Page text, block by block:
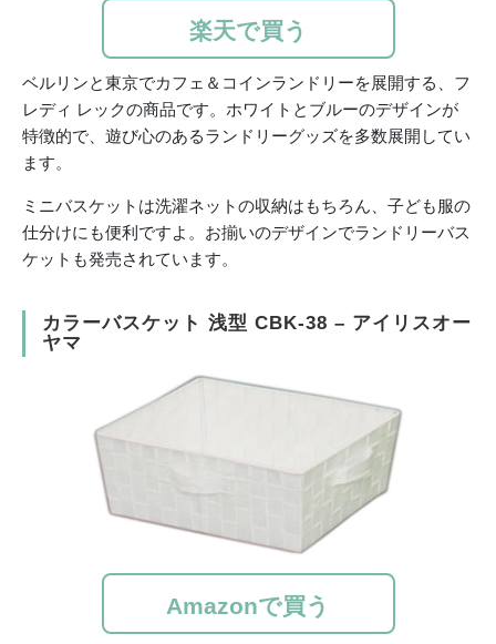
楽天で買う
ベルリンと東京でカフェ＆コインランドリーを展開する、フ
レディ レックの商品です。ホワイトとブルーのデザインが
特徴的で、遊び心のあるランドリーグッズを多数展開してい
ます。
ミニバスケットは洗濯ネットの収納はもちろん、子ども服の
仕分けにも便利ですよ。お揃いのデザインでランドリーバス
ケットも発売されています。
カラーバスケット 浅型 CBK-38 – アイリスオー
ヤマ
Amazonで買う